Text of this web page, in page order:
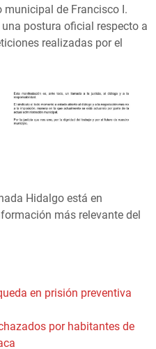
municipal de Francisco I.
postura oficial respecto a
realizadas por el
Hidalgo está en
más relevante del
en prisión preventiva
por habitantes de